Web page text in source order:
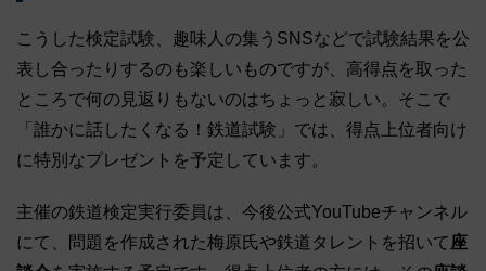
こうした検定試験、趣味人の集うSNSなどで試験結果を公
表し合ったりするのも楽しいものですが、高得点を取った
ところで何の見返りもないのはちょっと寂しい。そこで
「誰かに話したくなる！鉄道試験」では、得点上位者向け
に特別なプレゼントを予定しています。
主催の鉄道検定実行委員は、今後公式YouTubeチャンネル
にて、問題を作成された梅原氏や鉄道タレントを招いて 座